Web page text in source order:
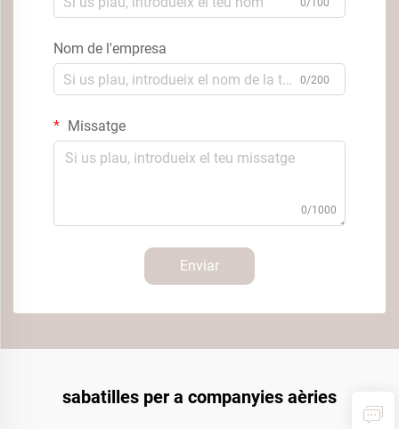
0/100
Nom de l'empresa
0/200
Missatge
0/1000
Enviar
sabatilles per a companyies aèries